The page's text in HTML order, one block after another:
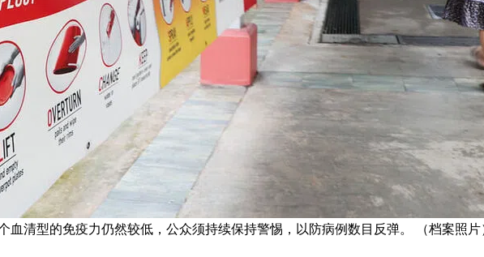
血清型的免疫力仍然较低，公众须持续保持警惕，以防病例数目反弹。 （档案照片